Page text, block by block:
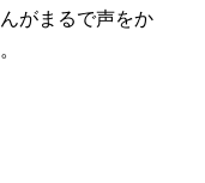
がまるで声をか